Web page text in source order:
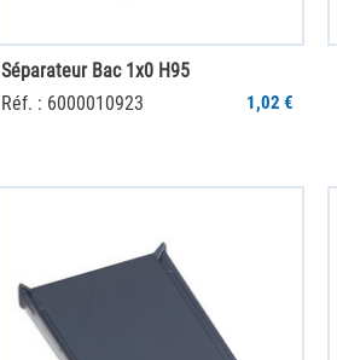
Séparateur Bac 1x0 H95
Réf. : 6000010923
1,02 €